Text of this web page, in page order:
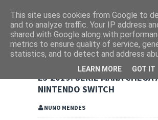
E3 2019: SÉRIE MANA CHEGA
NINTENDO SWITCH
NUNO MENDES
This site uses cookies from Google to
and to analyze traffic. Your IP address
shared with Google along with
metrics to ensure quality of service,
statistics, and to detect and address
LEARN MORE GOT IT